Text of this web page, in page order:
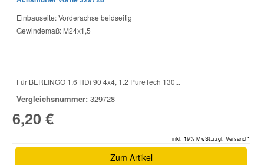
Einbauseite: Vorderachse beidseitig
Gewindemaß: M24x1,5
Für BERLINGO 1.6 HDi 90 4x4, 1.2 PureTech 130...
Vergleichsnummer: 329728
6,20 €
inkl. 19% MwSt.zzgl. Versand *
Zum Artikel